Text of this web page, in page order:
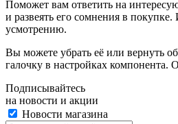
Поможет вам ответить на
и развеять его сомнения в
усмотрению.
Вы можете убрать её или вернуть
галочку в настройках компонента.
Подписывайтесь
на новости и акции
Новости магазина